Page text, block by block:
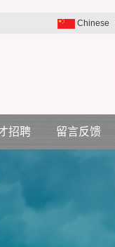
Chinese
招聘 留言反馈